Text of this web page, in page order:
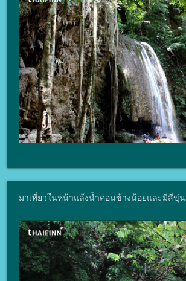
มาเที่ยวในหน้าแล้งน้ำค่อนข้างน้อยและมีสีขุ่น